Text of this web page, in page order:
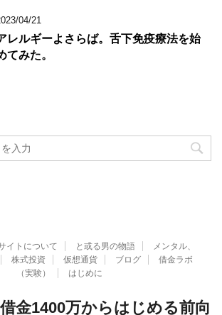
04/21
レルギーよさらば。舌下免疫療法を始
てみた。
イトについて と或る男の物語
メンタル、
株式投資 仮想通貨 ブログ
借金ラボ
（実験）
はじめに
金1400万からはじめる前向